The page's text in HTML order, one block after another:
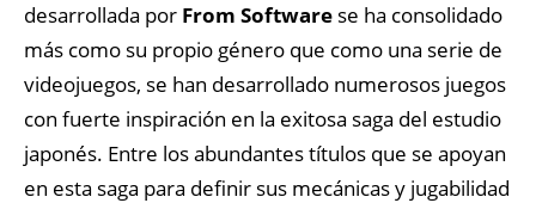
desarrollada por From Software se ha consolidado
más como su propio género que como una serie de
videojuegos, se han desarrollado numerosos juegos
con fuerte inspiración en la exitosa saga del estudio
japonés. Entre los abundantes títulos que se apoyan
en esta saga para definir sus mecánicas y jugabilidad